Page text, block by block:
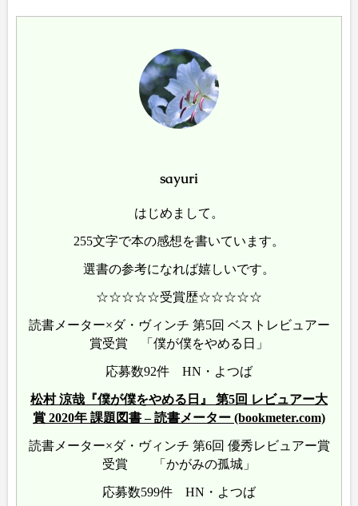
sayuri
はじめまして。
255文字で本の感想を書いています。
選書の参考になれば嬉しいです。
☆☆☆☆☆受賞歴☆☆☆☆☆
読書メーター×ダ・ヴィンチ 第5回 ベストレビュアー
賞受賞 「僕が僕をやめる日」
応募数92件 HN・よつば
松村 涼哉『僕が僕をやめる日』 第5回 レビュアー大
賞 2020年 課題図書 – 読書メーター (bookmeter.com)
読書メーター×ダ・ヴィンチ 第6回 優秀レビュアー賞
受賞 「かがみの孤城」
応募数599件 HN・よつば